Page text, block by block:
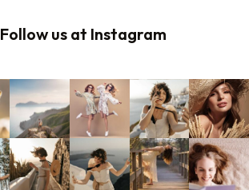
Follow us at Instagram